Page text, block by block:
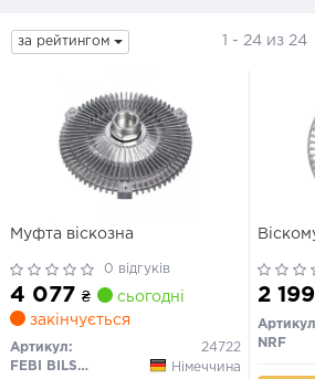
за рейтингом 1 - 24 из 24
Муфта віскозна
0 відгуків
4 077 ₴
сьогодні
закінчується
Артикул:
24722
FEBI BILSTEIN
Німеччина
2 199
NRF